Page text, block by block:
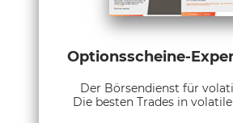
Optionsscheine-
Der Börsendienst für
Die besten Trades in